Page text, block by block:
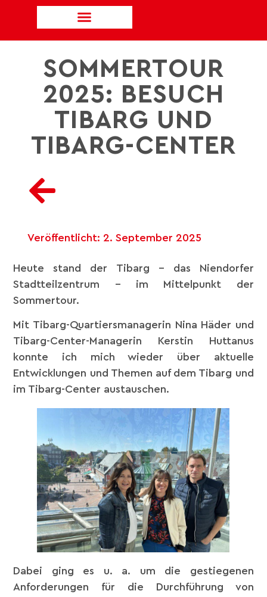
SOMMERTOUR
2025: BESUCH
TIBARG UND
TIBARG-CENTER
Veröffentlicht: 2. September 2025
Heute stand der Tibarg – das Niendorfer
Stadtteilzentrum – im Mittelpunkt der
Sommertour.
Mit Tibarg-Quartiersmanagerin Nina Häder und
Tibarg-Center-Managerin Kerstin Huttanus
konnte ich mich wieder über aktuelle
Entwicklungen und Themen auf dem Tibarg und
im Tibarg-Center austauschen.
Dabei ging es u. a. um die gestiegenen
Anforderungen für die Durchführung von